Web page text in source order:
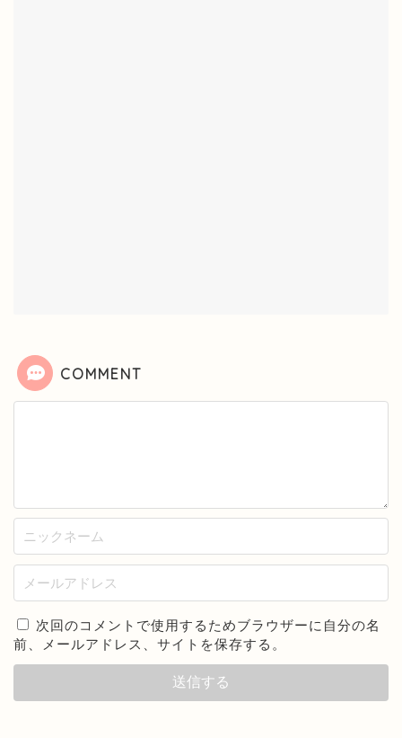
COMMENT
次回のコメントで使用するためブラウザーに自分の名
前、メールアドレス、サイトを保存する。